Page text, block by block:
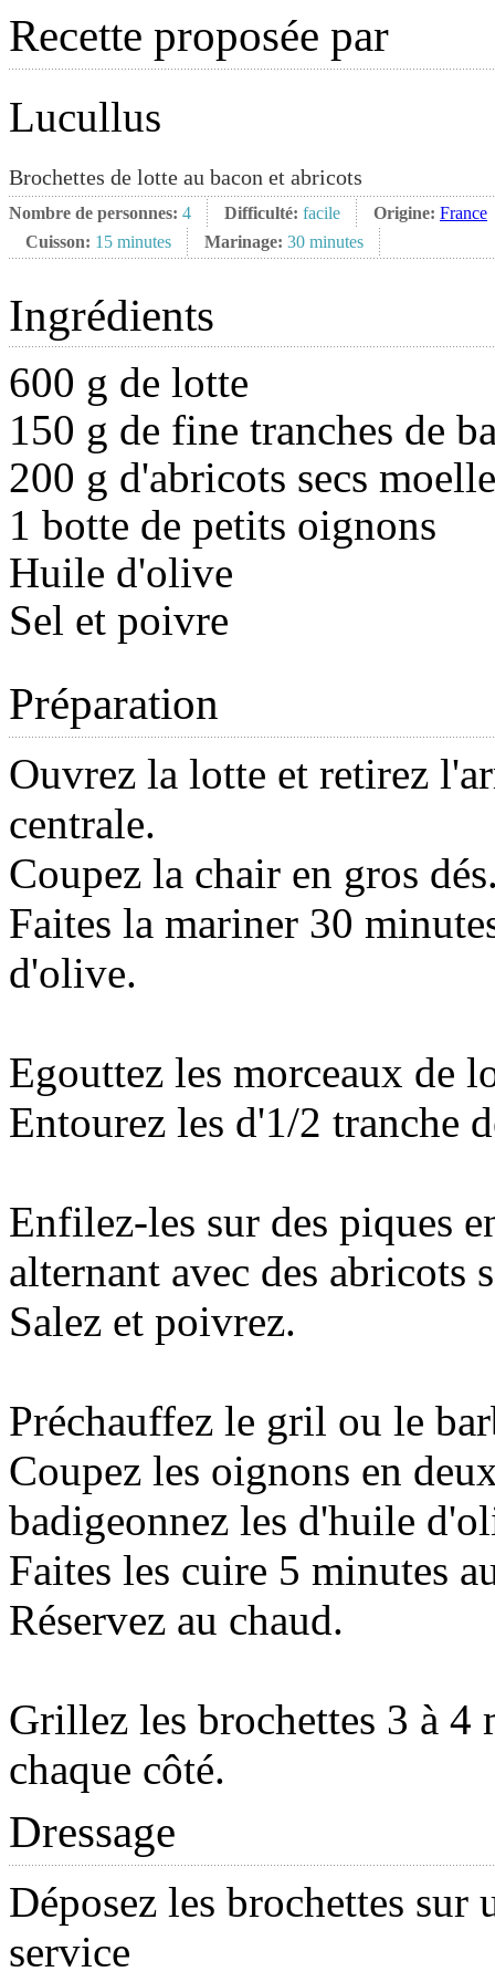
Recette proposée par
Lucullus
Brochettes de lotte au bacon et abricots
Nombre de personnes: 4 Difficulté: facile Origine: France
Cuisson: 15 minutes Marinage: 30 minutes
Ingrédients
600 g de lotte
150 g de fine tranches de
200 g d'abricots secs
1 botte de petits oignons
Huile d'olive
Sel et poivre
Préparation
Ouvrez la lotte et retirez
centrale.
Coupez la chair en gros
Faites la mariner 30
d'olive.
Egouttez les morceaux de
Entourez les d'1/2 tranche
Enfilez-les sur des piques
alternant avec des abricots
Salez et poivrez.
Préchauffez le gril ou le
Coupez les oignons en
badigeonnez les d'huile
Faites les cuire 5 minutes
Réservez au chaud.
Grillez les brochettes 3 à 4
chaque côté.
Dressage
Déposez les brochettes sur
service